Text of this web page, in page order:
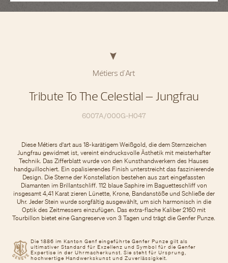
Métiers d'Art
Tribute To The Celestial – Jungfrau
6007A/000G-H047
Die 1886 im Kanton Genf eingeführte Genfer Punze gilt als
ultimativer Standard für Exzellenz und Symbol für die Genfer
Expertise in der Uhrmacherkunst. Sie steht für Ursprung,
hochwertige Handwerkskunst und Zuverlässigkeit.
Diese Métiers d'art aus 18-karätigem Weißgold, die dem Sternzeichen
Jungfrau gewidmet ist, vereint eindrucksvolle Ästhetik mit meisterhafter
Technik. Das Zifferblatt wurde von den Kunsthandwerkern des Hauses
handguillochiert. Ein opalisierendes Finish unterstreicht das faszinierende
Design. Die Sterne der Konstellation bestehen aus zart eingefassten
Diamanten im Brillantschliff. 112 blaue Saphire im Baguetteschliff von
insgesamt 4,41 Karat zieren Lünette, Krone, Bandanstöße und Schließe der
Uhr. Jeder Stein wurde sorgfältig ausgewählt, um sich harmonisch in die
Optik des Zeitmessers einzufügen. Das extra-flache Kaliber 2160 mit
Tourbillon bietet eine Gangreserve von 3 Tagen und trägt die Genfer Punze.